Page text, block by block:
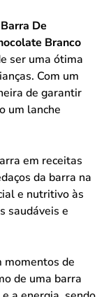
De
Branco
ser uma ótima
Com um
de garantir
um lanche
em receitas
da barra na
e nutritivo às
saudáveis e
momentos de
de uma barra